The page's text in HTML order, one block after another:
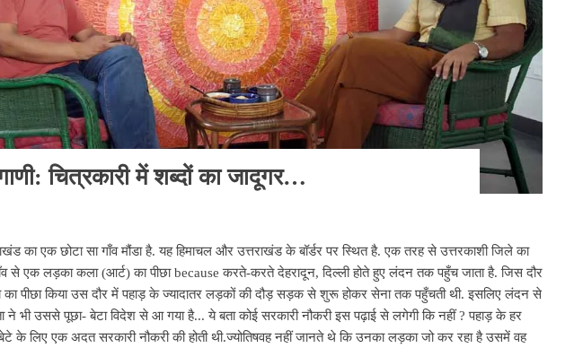
चित्रकारी में शब्दों का जादूगर…
का एक छोटा सा गाँव मौंडा है. यह हिमाचल और उत्तराखंड के बॉर्डर पर स्थित है. एक तरह से उत्तरकाशी जिले का
से एक लड़का कला (आर्ट) का पीछा because करते-करते देहरादून, दिल्ली होते हुए लंदन तक पहुँच जाता है. जिस दौर
पीछा किया उस दौर में पहाड़ के ज्यादातर लड़कों की दौड़ सड़क से शुरू होकर सेना तक पहुँचती थी. इसलिए लंदन से
ने भी उससे पूछा- बेटा विदेश से आ गया है... ये बता कोई सरकारी नौकरी इस पढ़ाई से लगेगी कि नहीं ? पहाड़ के हर
बेटे के लिए एक अदत सरकारी नौकरी की होती थी.ज्योतिषवह नहीं जानते थे कि उनका लड़का जो कर रहा है उसमें वह